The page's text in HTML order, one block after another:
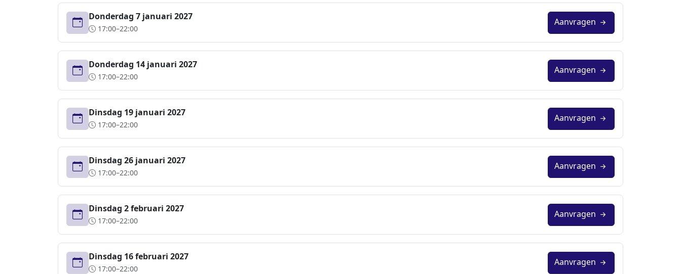
Donderdag 7 januari 2027
17:00–22:00
Aanvragen
Donderdag 14 januari 2027
17:00–22:00
Aanvragen
Dinsdag 19 januari 2027
17:00–22:00
Aanvragen
Dinsdag 26 januari 2027
17:00–22:00
Aanvragen
Dinsdag 2 februari 2027
17:00–22:00
Aanvragen
Dinsdag 16 februari 2027
17:00–22:00
Aanvragen